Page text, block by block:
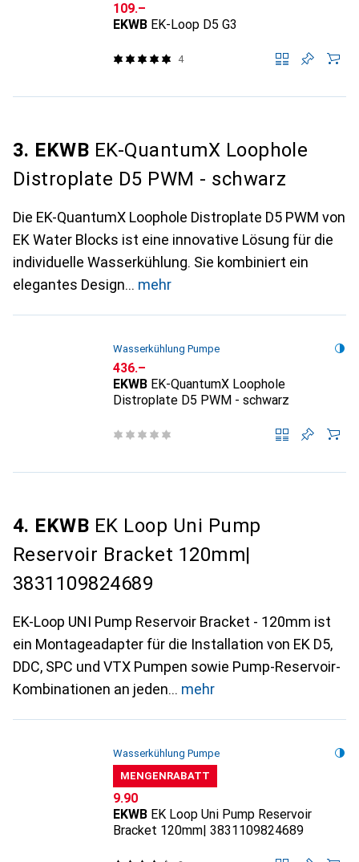
CHF
109.–
EKWB EK-Loop D5 G3
4
3. EKWB EK-QuantumX Loophole
Distroplate D5 PWM - schwarz
Die EK-QuantumX Loophole Distroplate D5 PWM von
EK Water Blocks ist eine innovative Lösung für die
individuelle Wasserkühlung. Sie kombiniert ein
elegantes Design
mehr
Wasserkühlung Pumpe
CHF
436.–
EKWB EK-QuantumX Loophole
Distroplate D5 PWM - schwarz
4. EKWB EK Loop Uni Pump
Reservoir Bracket 120mm|
3831109824689
EK-Loop UNI Pump Reservoir Bracket - 120mm ist
ein Montageadapter für die Installation von EK D5,
DDC, SPC und VTX Pumpen sowie Pump-Reservoir-
Kombinationen an jeden
mehr
Wasserkühlung Pumpe
MENGENRABATT
CHF
9.90
EKWB EK Loop Uni Pump Reservoir
Bracket 120mm| 3831109824689